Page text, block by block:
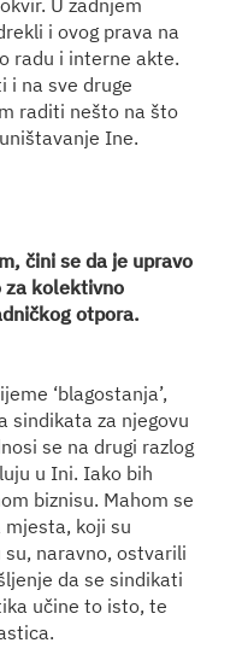
U zadnjem
i ovog prava na
radu i interne akte.
i na sve druge
raditi nešto na što
Ine.
čini se da je upravo
za kolektivno
otpora.
‘blagostanja’,
sindikata za njegovu
se na drugi razlog
u Ini. Iako bih
biznisu. Mahom se
koji su
naravno, ostvarili
da se sindikati
učine to isto, te